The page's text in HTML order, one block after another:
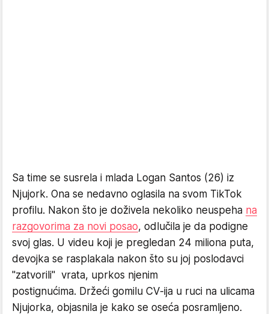
Sa time se susrela i mlada Logan Santos (26) iz
Njujork. Ona se nedavno oglasila na svom TikTok
profilu. Nakon što je doživela nekoliko neuspeha na
razgovorima za novi posao, odlučila je da podigne
svoj glas. U videu koji je pregledan 24 miliona puta,
devojka se rasplakala nakon što su joj poslodavci
"zatvorili" vrata, uprkos njenim
postignućima. Držeći gomilu CV-ija u ruci na ulicama
Njujorka, objasnila je kako se oseća posramljeno.